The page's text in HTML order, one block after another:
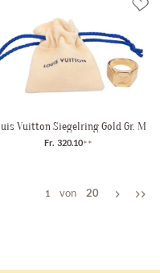
Vuitton Siegelring Gold Gr. M
Fr. 320.10**
1 von 20